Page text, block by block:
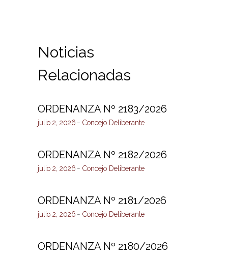
Noticias
Relacionadas
ORDENANZA Nº 2183/2026
julio 2, 2026 Concejo Deliberante
ORDENANZA Nº 2182/2026
julio 2, 2026 Concejo Deliberante
ORDENANZA Nº 2181/2026
julio 2, 2026 Concejo Deliberante
ORDENANZA Nº 2180/2026